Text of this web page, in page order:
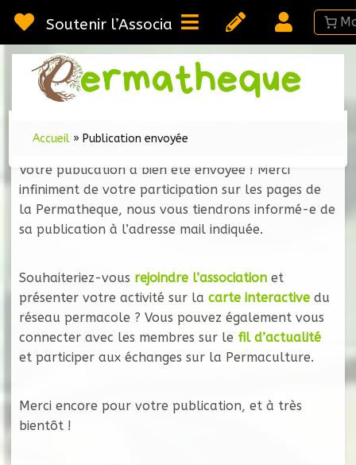
au
contenu
Soutenir l’Association
Accueil » Publication envoyée
Votre publication a bien été envoyée ! Merci
infiniment de votre participation sur les pages de
la Permatheque, nous vous tiendrons informé-e de
sa publication à l’adresse mail indiquée.
Souhaiteriez-vous rejoindre l’association et
présenter votre activité sur la carte interactive du
réseau permacole ? Vous pouvez également vous
connecter avec les membres sur le fil d’actualité
et participer aux échanges sur la Permaculture.
Merci encore pour votre publication, et à très
bientôt !